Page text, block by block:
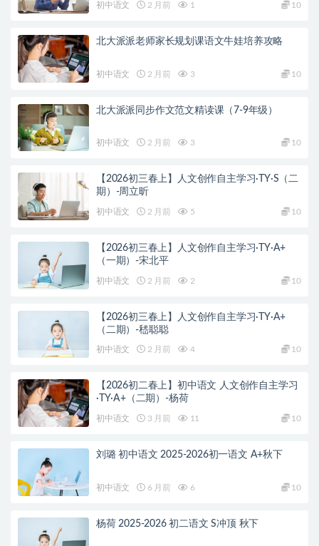
初中语文 2 月前 1 10
北大派派老师家长规划课语文牛娃培养攻略
初中语文 2 月前 3 10
北大派派同步作文范文精读课（7-9年级）
初中语文 2 月前 3 10
【2026初三春上】人文创作自主学习·TY·S（二
期）-周立昕
初中语文 2 月前 5 10
【2026初三春上】人文创作自主学习·TY·A+
（一期）-宋北平
初中语文 2 月前 2 10
【2026初三春上】人文创作自主学习·TY·A+
（二期）-嵇聪聪
初中语文 2 月前 4 10
【2026初二春上】初中语文 人文创作自主学习
·TY·A+（二期）-杨荷
初中语文 3 月前 11 10
刘璐 初中语文 2025-2026初一语文 A+秋下
初中语文 6 月前 6 10
杨荷 2025-2026 初二语文 S冲顶 秋下